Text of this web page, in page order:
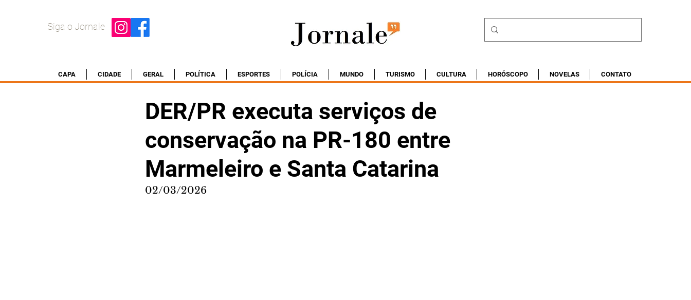
Siga o Jornale
CAPA CIDADE GERAL POLÍTICA ESPORTES POLÍCIA MUNDO TURISMO CULTURA HORÓSCOPO NOVELAS CONTATO
DER/PR executa serviços de
conservação na PR-180 entre
Marmeleiro e Santa Catarina
02/03/2026